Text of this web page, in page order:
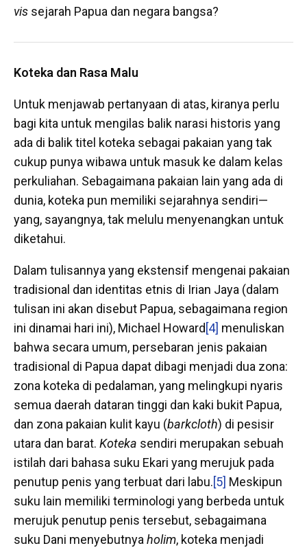
vis sejarah Papua dan negara bangsa?
Koteka dan Rasa Malu
Untuk menjawab pertanyaan di atas, kiranya perlu
bagi kita untuk mengilas balik narasi historis yang
ada di balik titel koteka sebagai pakaian yang tak
cukup punya wibawa untuk masuk ke dalam kelas
perkuliahan. Sebagaimana pakaian lain yang ada di
dunia, koteka pun memiliki sejarahnya sendiri—
yang, sayangnya, tak melulu menyenangkan untuk
diketahui.
Dalam tulisannya yang ekstensif mengenai pakaian
tradisional dan identitas etnis di Irian Jaya (dalam
tulisan ini akan disebut Papua, sebagaimana region
ini dinamai hari ini), Michael Howard[4] menuliskan
bahwa secara umum, persebaran jenis pakaian
tradisional di Papua dapat dibagi menjadi dua zona:
zona koteka di pedalaman, yang melingkupi nyaris
semua daerah dataran tinggi dan kaki bukit Papua,
dan zona pakaian kulit kayu (barkcloth) di pesisir
utara dan barat. Koteka sendiri merupakan sebuah
istilah dari bahasa suku Ekari yang merujuk pada
penutup penis yang terbuat dari labu.[5] Meskipun
suku lain memiliki terminologi yang berbeda untuk
merujuk penutup penis tersebut, sebagaimana
suku Dani menyebutnya holim, koteka menjadi